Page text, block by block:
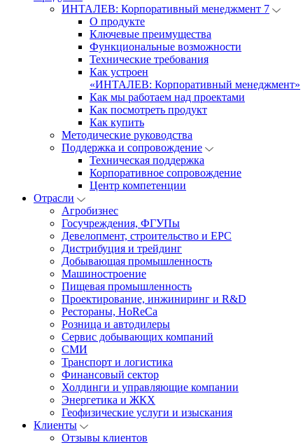
ИНТАЛЕВ: Корпоративный менеджмент 7
О продукте
Ключевые преимущества
Функциональные возможности
Технические требования
Как устроен
«ИНТАЛЕВ: Корпоративный менеджмент»
Как мы работаем над проектами
Как посмотреть продукт
Как купить
Методические руководства
Поддержка и сопровождение
Техническая поддержка
Корпоративное сопровождение
Центр компетенции
Отрасли
Агробизнес
Госучреждения, ФГУПы
Девелопмент, строительство и EPC
Дистрибуция и трейдинг
Добывающая промышленность
Машиностроение
Пищевая промышленность
Проектирование, инжиниринг и R&D
Рестораны, HoReCa
Розница и автодилеры
Сервис добывающих компаний
СМИ
Транспорт и логистика
Финансовый сектор
Холдинги и управляющие компании
Энергетика и ЖКХ
Геофизические услуги и изыскания
Клиенты
Отзывы клиентов